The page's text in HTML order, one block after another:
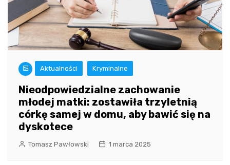
Aktualności Kryminalne
Nieodpowiedzialne zachowanie
młodej matki: zostawiła trzyletnią
córkę samej w domu, aby bawić się na
dyskotece
Tomasz Pawłowski 1 marca 2025